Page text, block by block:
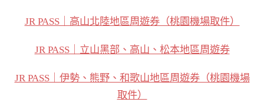
JR PASS｜高山北陸地區周遊券（桃園機場取件）
JR PASS｜立山黑部、高山、松本地區周遊券
JR PASS｜伊勢、熊野、和歌山地區周遊券（桃園機場
取件）